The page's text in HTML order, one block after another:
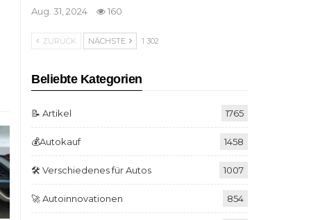
Aug. 31, 2024 160
ZURÜCK NÄCHSTE 1 302
Beliebte Kategorien
📝 Artikel 1765
💰Autokauf 1458
🛠️ Verschiedenes für Autos 1007
🚀 Autoinnovationen 854